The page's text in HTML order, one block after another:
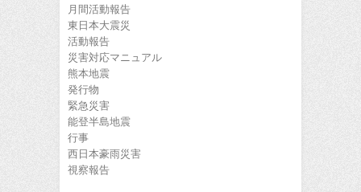
月間活動報告
東日本大震災
活動報告
災害対応マニュアル
熊本地震
発行物
緊急災害
能登半島地震
行事
西日本豪雨災害
視察報告